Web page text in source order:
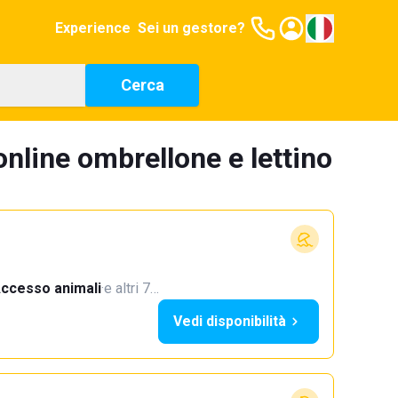
Experience Sei un gestore?
Cerca
ombrellone e lettino
animali·e altri 7…
Vedi disponibilità